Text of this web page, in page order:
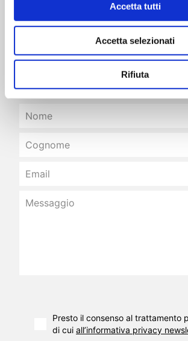
Accetta tutti
Accetta selezionati
Rifiuta
Contatta un nostro consulente
Presto il consenso al trattamento
di cui all’informativa privacy